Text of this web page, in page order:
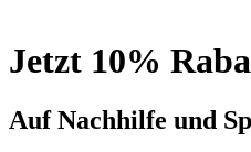
Jetzt 10%
Auf Nachhilfe und